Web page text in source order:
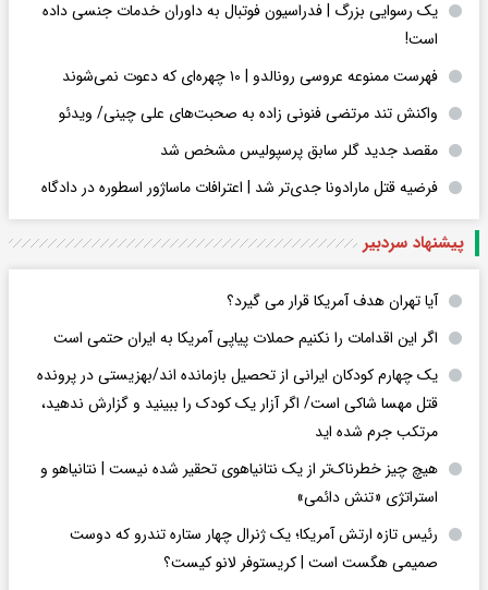
یک رسوایی بزرگ | فدراسیون فوتبال به داوران خدمات جنسی داده
است!
فهرست ممنوعه عروسی رونالدو | ۱۰ چهره‌ای که دعوت نمی‌شوند
واکنش تند مرتضی فنونی زاده به صحبت‌های علی چینی/ ویدئو
مقصد جدید گلر سابق پرسپولیس مشخص شد
فرضیه قتل مارادونا جدی‌تر شد | اعترافات ماساژور اسطوره در دادگاه
پیشنهاد سردبیر
آیا تهران هدف آمریکا قرار می گیرد؟
اگر این اقدامات را نکنیم حملات پیاپی آمریکا به ایران حتمی است
یک چهارم کودکان ایرانی از تحصیل بازمانده اند/بهزیستی در پرونده
قتل مهسا شاکی است/ اگر آزار یک کودک را ببینید و گزارش ندهید،
مرتکب جرم شده اید
هیچ چیز خطرناک‌تر از یک نتانیاهوی تحقیر شده نیست | نتانیاهو و
استراتژی «تنش دائمی»
رئیس تازه ارتش آمریکا؛ یک ژنرال چهار ستاره تندرو که دوست
صمیمی هگست است | کریستوفر لانو کیست؟